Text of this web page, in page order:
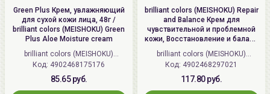
Green Plus Крем, увлажняющий
для сухой кожи лица, 48г /
brilliant colors (MEISHOKU) Green
Plus Aloe Moisture cream
brilliant colors (MEISHOKU)
(Япония)
Код: 4902468175176
85.65 руб.
brilliant colors (MEISHOKU) Repair
and Balance Крем для
чувствительной и проблемной
кожи, Восстановление и баланс
| 45г | Repair and Balance Mild
Cream
brilliant colors (MEISHOKU)
(Япония)
Код: 4902468297021
117.80 руб.